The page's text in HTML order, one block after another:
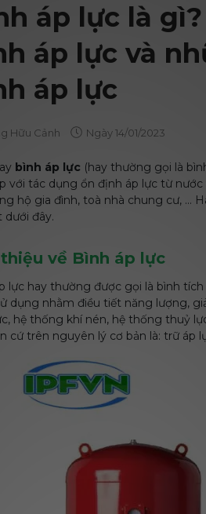
áp lực là
áp lực và
áp lực
Hữu Cảnh Ngày14/01/2023
bình áp lực (hay thường gọi là
với tác dụng ổn định áp lực từ
hộ gia đình, toà nhà chung cư, ...
dưới đây.
về Bình áp lực
lực hay thường được gọi là bình
dụng nhằm điều tiết năng lượng,
hệ thống khí nén, hệ thống thuỷ
cứ trên nguyên lý cơ bản là: trữ áp